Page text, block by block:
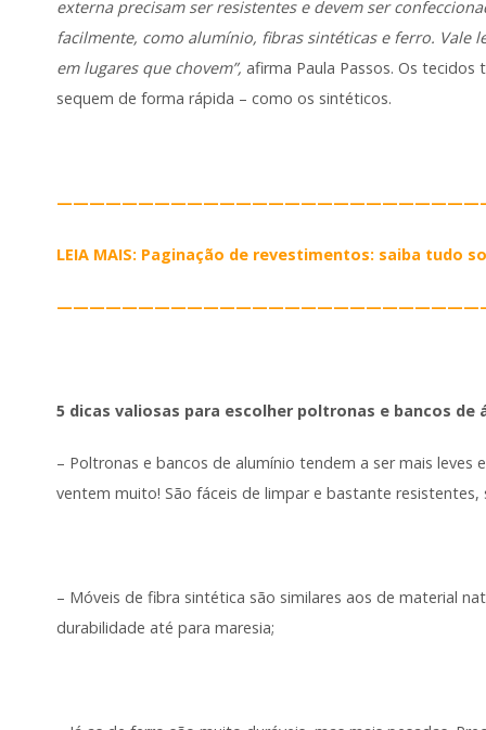
externa precisam ser resistentes e devem ser
facilmente, como alumínio, fibras sintéticas e ferro.
em lugares que chovem”, afirma Paula Passos. Os
sequem de forma rápida – como os sintéticos.
LEIA MAIS: Paginação de revestimentos: saiba tudo
5 dicas valiosas para escolher poltronas e bancos de
– Poltronas e bancos de alumínio tendem a ser mais leves
ventem muito! São fáceis de limpar e bastante resistentes,
– Móveis de fibra sintética são similares aos de material
durabilidade até para maresia;